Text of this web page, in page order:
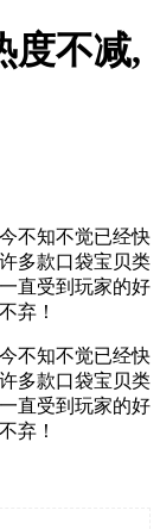
度不减,
不知不觉已经快
多款口袋宝贝类
直受到玩家的好
弃！
不知不觉已经快
多款口袋宝贝类
直受到玩家的好
弃！